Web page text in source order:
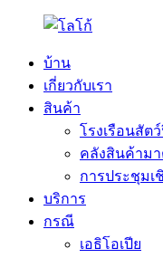
บ้าน
เกี่ยวกับเรา
สินค้า
โรงเรือนสัต
คลังสินค้าม
การประชุมเ
บริการ
กรณี
เอธิโอเปีย